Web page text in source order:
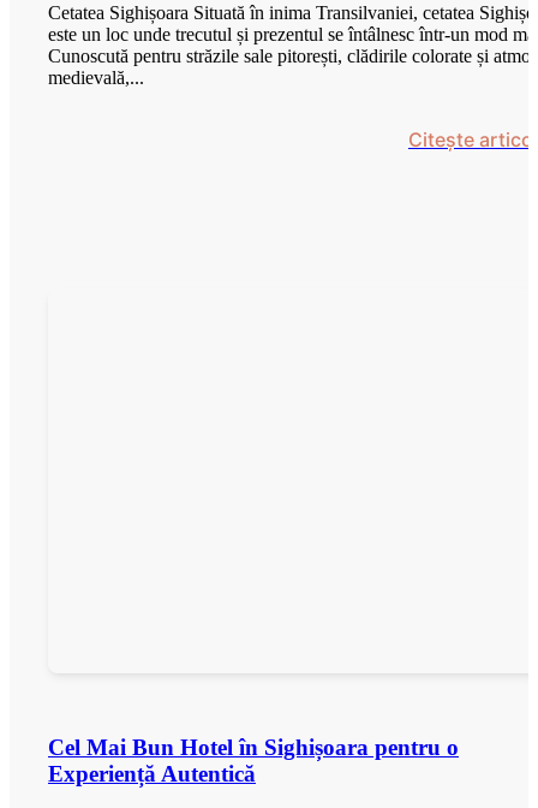
Cetatea Sighișoara Situată în inima Transilvaniei, cetatea
este un loc unde trecutul și prezentul se întâlnesc într-un mod
Cunoscută pentru străzile sale pitorești, clădirile colorate și
medievală,...
Citește articol
Cel Mai Bun Hotel în Sighișoara pentru o
Experiență Autentică